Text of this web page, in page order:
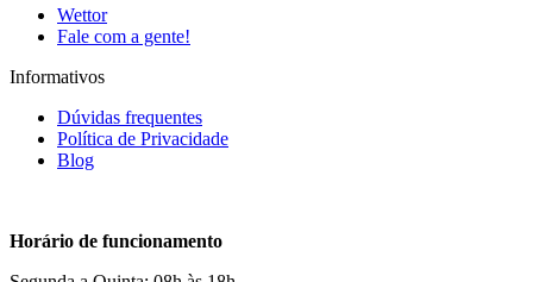
Wettor
Fale com a gente!
Informativos
Dúvidas frequentes
Política de Privacidade
Blog
Horário de funcionamento